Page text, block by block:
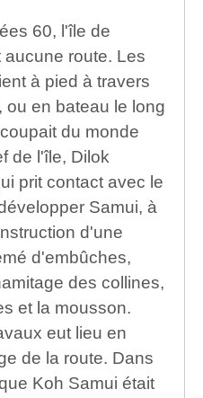
60, l'île de
aucune route. Les
à pied à travers
ou en bateau le long
du monde
de l'île, Dilok
prit contact avec le
Samui, à
d'une
d'embûches,
des collines,
et la mousson.
eut lieu en
de la route. Dans
Koh Samui était